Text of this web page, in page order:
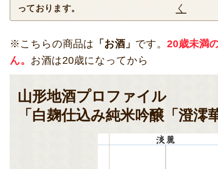
っております。
く
※こちらの商品は 「お酒」 です。 20歳未満
ん。 お酒は20歳になってから
山形地酒プロファイル
「白麹仕込み純米吟醸「澄澪